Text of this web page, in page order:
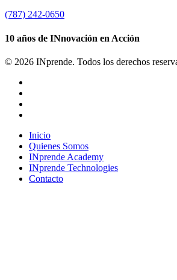
(787) 242-0650
10 años de INnovación en Acción
© 2026 INprende. Todos los derechos
Close
Menu
Inicio
Quienes Somos
INprende Academy
INprende Technologies
Contacto